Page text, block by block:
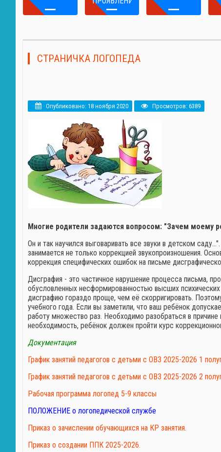
СТРАНИЧКА ЛОГОПЕДА
Опубликовано: 18 ноября 2020 Просмотров: 6389
Многие родители задаются вопросом: "Зачем моему
Он и так научился выговаривать все звуки в детском
занимается не только коррекцией звукопроизношения.
коррекция специфических ошибок на письме
Дисграфия - это частичное нарушение процесса письма,
обусловленных несформированностью высших
дисграфию гораздо проще, чем её скорригировать.
учебного года. Если вы заметили, что ваш ребёнок
работу множество раз. Необходимо разобраться в
необходимость, ребёнок должен пройти курс
Документация
График занятий педагогов с детьми с ОВЗ 2025-2026 1
График занятий педагогов с детьми с ОВЗ 2025-2026 2
Рабочая программа логопед 5-9 классы
ПОЛОЖЕНИЕ о логопедической службе
Приказ о зачислении обучающихся на КР занятия.
Приказ о создании ППК 2025-2026.